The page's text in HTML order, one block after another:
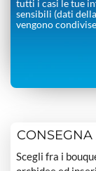
tutti i casi le tue
sensibili (dati
vengono
Scegli fra i